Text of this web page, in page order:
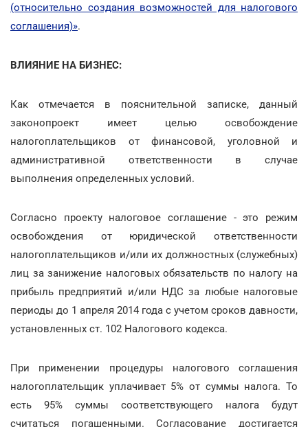
(относительно создания возможностей для налогового
соглашения)».
ВЛИЯНИЕ НА БИЗНЕС:
Как отмечается в пояснительной записке, данный
законопроект имеет целью освобождение
налогоплательщиков от финансовой, уголовной и
административной ответственности в случае
выполнения определенных условий.
Согласно проекту налоговое соглашение - это режим
освобождения от юридической ответственности
налогоплательщиков и/или их должностных (служебных)
лиц за занижение налоговых обязательств по налогу на
прибыль предприятий и/или НДС за любые налоговые
периоды до 1 апреля 2014 года с учетом сроков давности,
установленных ст. 102 Налогового кодекса.
При применении процедуры налогового соглашения
налогоплательщик уплачивает 5% от суммы налога. То
есть 95% суммы соответствующего налога будут
считаться погашенными. Согласование достигается